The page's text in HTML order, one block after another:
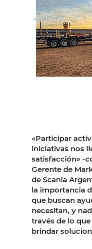
«Participar
iniciativas nos
satisfacción» -
Gerente de
de Scania
la importancia
que buscan
necesitan, y
través de lo
brindar